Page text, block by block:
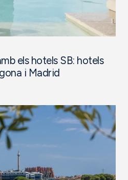
els hotels SB: hotels
i Madrid